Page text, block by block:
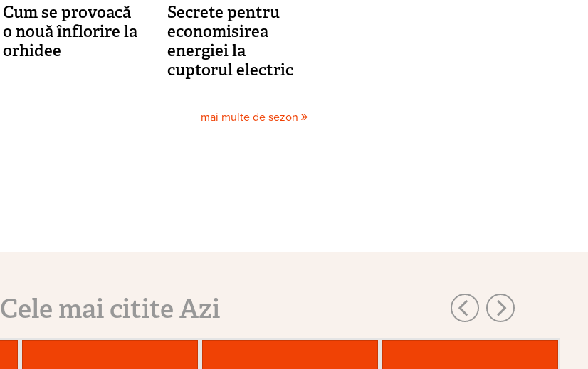
Cum se provoacă
o nouă înflorire la
orhidee
Secrete pentru
economisirea
energiei la
cuptorul electric
mai multe de sezon
Cele mai citite Azi